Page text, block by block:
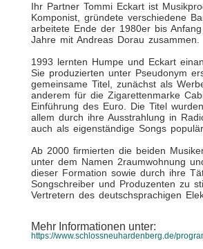
Ihr Partner Tommi Eckart ist
Komponist, gründete verschiedene
arbeitete Ende der 1980er bis
Jahre mit Andreas Dorau zusammen.
1993 lernten Humpe und Eckart
Sie produzierten unter Pseudonym
gemeinsame Titel, zunächst als
anderem für die Zigarettenmarke
Einführung des Euro. Die Titel
allem durch ihre Ausstrahlung in
auch als eigenständige Songs populär.
Ab 2000 firmierten die beiden
unter dem Namen 2raumwohnung
dieser Formation sowie durch ihre
Songschreiber und Produzenten zu
Vertretern des deutschsprachigen
Mehr Informationen unter:
https://www.schlossneuhardenberg.de/